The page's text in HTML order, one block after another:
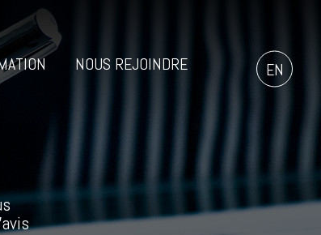
NOUS REJOINDRE
EN